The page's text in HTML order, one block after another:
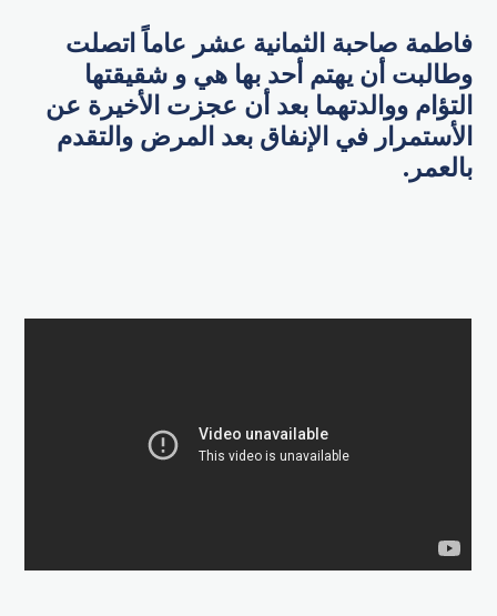
فاطمة صاحبة الثمانية عشر عاماً اتصلت
وطالبت أن يهتم أحد بها هي و شقيقتها
التؤام ووالدتهما بعد أن عجزت الأخيرة عن
الأستمرار في الإنفاق بعد المرض والتقدم
بالعمر.